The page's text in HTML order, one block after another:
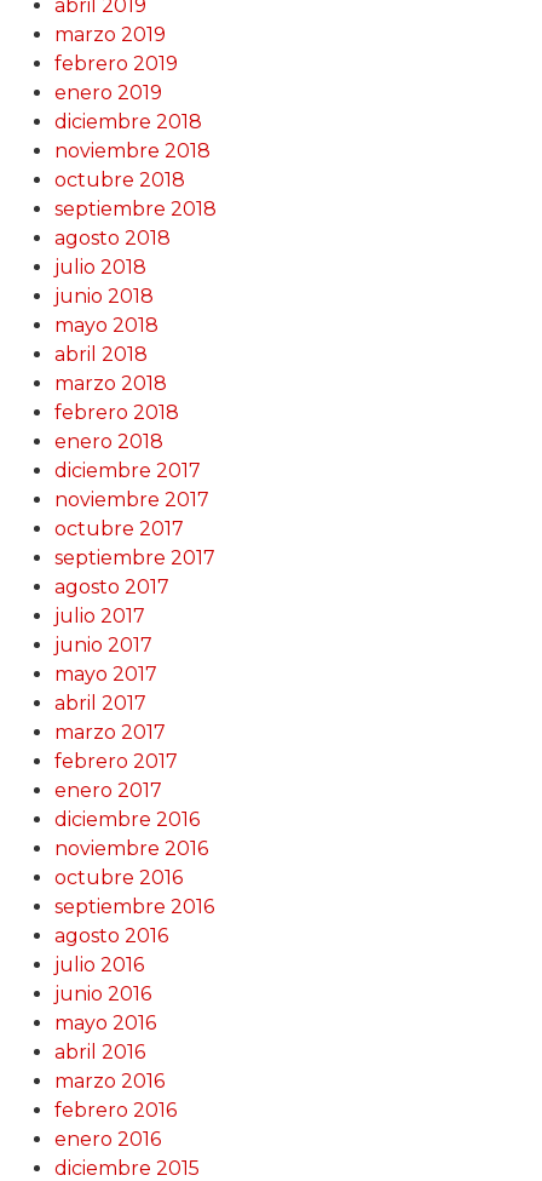
abril 2019
marzo 2019
febrero 2019
enero 2019
diciembre 2018
noviembre 2018
octubre 2018
septiembre 2018
agosto 2018
julio 2018
junio 2018
mayo 2018
abril 2018
marzo 2018
febrero 2018
enero 2018
diciembre 2017
noviembre 2017
octubre 2017
septiembre 2017
agosto 2017
julio 2017
junio 2017
mayo 2017
abril 2017
marzo 2017
febrero 2017
enero 2017
diciembre 2016
noviembre 2016
octubre 2016
septiembre 2016
agosto 2016
julio 2016
junio 2016
mayo 2016
abril 2016
marzo 2016
febrero 2016
enero 2016
diciembre 2015